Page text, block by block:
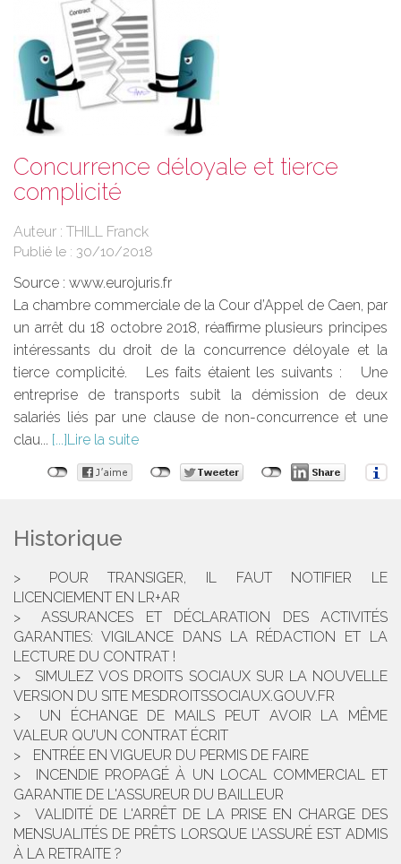
Concurrence déloyale et tierce
complicité
Auteur : THILL Franck
Publié le : 30/10/2018
Source : www.eurojuris.fr
La chambre commerciale de la Cour d’Appel de Caen, par
un arrêt du 18 octobre 2018, réaffirme plusieurs principes
intéressants du droit de la concurrence déloyale et la
tierce complicité. Les faits étaient les suivants : Une
entreprise de transports subit la démission de deux
salariés liés par une clause de non-concurrence et une
clau...
Lire la suite
Historique
POUR TRANSIGER, IL FAUT NOTIFIER LE
LICENCIEMENT EN LR+AR
ASSURANCES ET DÉCLARATION DES ACTIVITÉS
GARANTIES: VIGILANCE DANS LA RÉDACTION ET LA
LECTURE DU CONTRAT !
SIMULEZ VOS DROITS SOCIAUX SUR LA NOUVELLE
VERSION DU SITE MESDROITSSOCIAUX.GOUV.FR
UN ÉCHANGE DE MAILS PEUT AVOIR LA MÊME
VALEUR QU’UN CONTRAT ÉCRIT
ENTRÉE EN VIGUEUR DU PERMIS DE FAIRE
INCENDIE PROPAGÉ À UN LOCAL COMMERCIAL ET
GARANTIE DE L'ASSUREUR DU BAILLEUR
VALIDITÉ DE L'ARRÊT DE LA PRISE EN CHARGE DES
MENSUALITÉS DE PRÊTS LORSQUE L’ASSURÉ EST ADMIS
À LA RETRAITE ?